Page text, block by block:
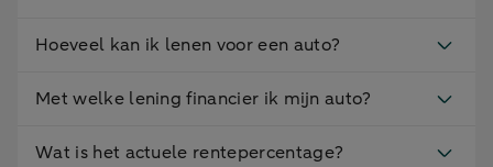
Hoeveel kan ik lenen voor een auto?
Met welke lening financier ik mijn auto?
Wat is het actuele rentepercentage?